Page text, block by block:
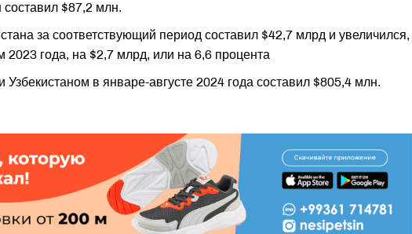
составил $87,2 млн.
за соответствующий период составил $42,7 млрд и увеличился,
года, на $2,7 млрд, или на 6,6 процента
в январе-августе 2024 года составил $805,4 млн.